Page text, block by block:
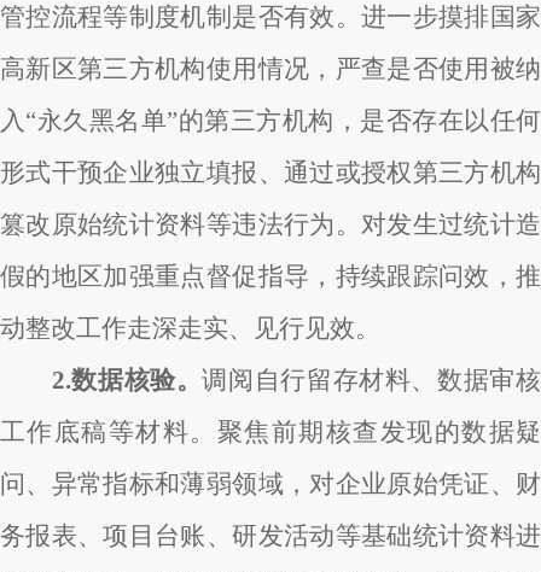
管控流程等制度机制是否有效。进一步摸排国家
高新区第三方机构使用情况，严查是否使用被纳
入“永久黑名单”的第三方机构，是否存在以任何
形式干预企业独立填报、通过或授权第三方机构
篡改原始统计资料等违法行为。对发生过统计造
假的地区加强重点督促指导，持续跟踪问效，推
动整改工作走深走实、见行见效。
2.数据核验。调阅自行留存材料、数据审核
工作底稿等材料。聚焦前期核查发现的数据疑
问、异常指标和薄弱领域，对企业原始凭证、财
务报表、项目台账、研发活动等基础统计资料进